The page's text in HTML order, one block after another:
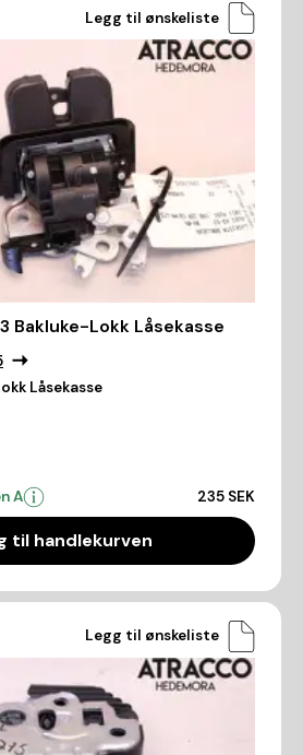
Legg til ønskeliste
Bakluke-Lokk Låsekasse
Låsekasse
A 235 SEK
til handlekurven
Legg til ønskeliste